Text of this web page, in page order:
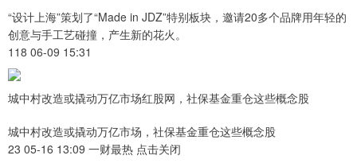
“设计上海”策划了“Made in JDZ”特别板块，邀请20多个品牌用年轻的
创意与手工艺碰撞，产生新的花火。
118 06-09 15:31
城中村改造或撬动万亿市场红股网，社保基金重仓这些概念股
城中村改造或撬动万亿市场，社保基金重仓这些概念股
23 05-16 13:09 一财最热 点击关闭